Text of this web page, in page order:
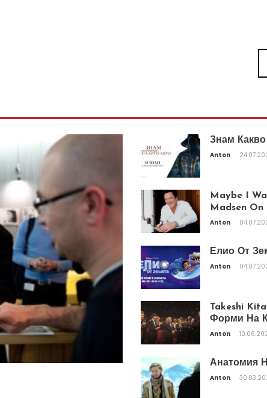
Знам
Anton
Maybe I
Madsen On
Anton
Елио От
Anton
Takeshi
Форми На
Anton
Анатомия
Anton